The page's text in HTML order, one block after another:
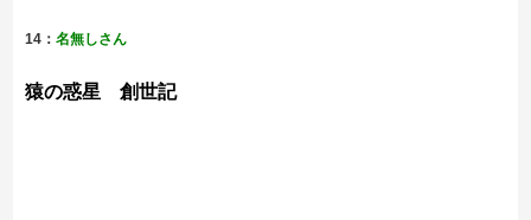
14：名無しさん
猿の惑星 創世記